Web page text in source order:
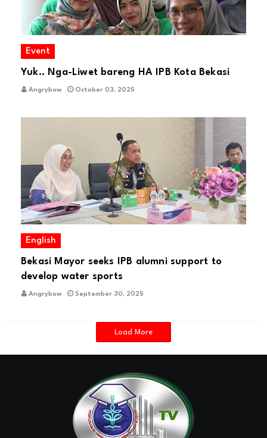
Event
Yuk.. Nga-Liwet bareng HA IPB Kota Bekasi
Angrybow October 03, 2025
English
Bekasi Mayor seeks IPB alumni support to
develop water sports
Angrybow September 30, 2025
Load More